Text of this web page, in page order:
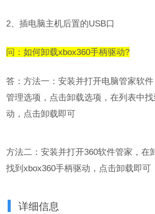
2、插电脑主机后置的USB口
问：如何卸载xbox360手柄驱动?
答：方法一：安装并打开电脑管家软
管理选项，点击卸载选项，在列表中
动，点击卸载即可
方法二：安装并打开360软件管家，在
找到xbox360手柄驱动，点击卸载即可
详细信息